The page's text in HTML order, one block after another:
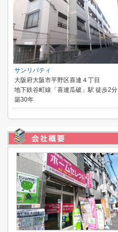
サンリバティ
大阪府大阪市平野区喜連４丁目
地下鉄谷町線「喜連瓜破」駅 徒歩2分
築30年